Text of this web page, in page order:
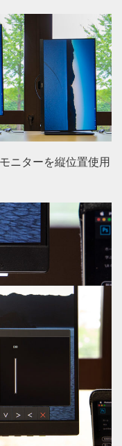
ニターを縦位置使用